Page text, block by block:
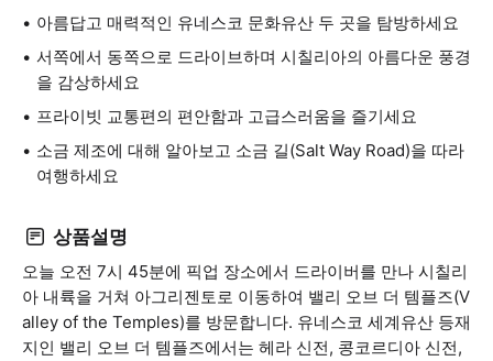
아름답고 매력적인 유네스코 문화유산 두 곳을 탐방하세요
서쪽에서 동쪽으로 드라이브하며 시칠리아의 아름다운 풍경
을 감상하세요
프라이빗 교통편의 편안함과 고급스러움을 즐기세요
소금 제조에 대해 알아보고 소금 길(Salt Way Road)을 따라
여행하세요
상품설명
오늘 오전 7시 45분에 픽업 장소에서 드라이버를 만나 시칠리
아 내륙을 거쳐 아그리젠토로 이동하여 밸리 오브 더 템플즈(V
alley of the Temples)를 방문합니다. 유네스코 세계유산 등재
지인 밸리 오브 더 템플즈에서는 헤라 신전, 콩코르디아 신전,